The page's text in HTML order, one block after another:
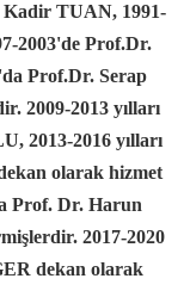
TUAN, 1991-
2003'de Prof.Dr.
Prof.Dr. Serap
2009-2013 yılları
2013-2016 yılları
olarak hizmet
Prof. Dr. Harun
2017-2020
dekan olarak